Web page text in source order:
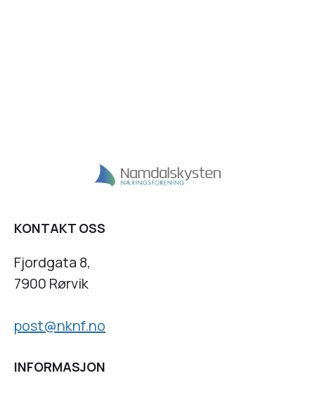
KONTAKT OSS
Fjordgata 8,
7900 Rørvik
post@nknf.no
INFORMASJON